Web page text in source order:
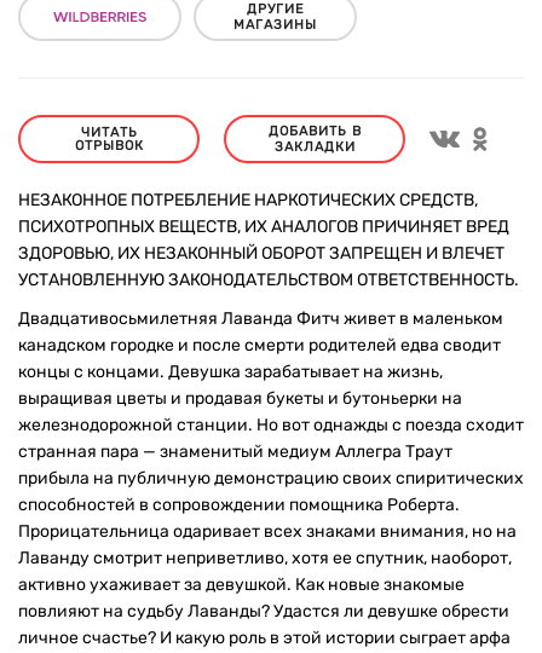
ДРУГИЕ
МАГАЗИНЫ
ЧИТАТЬ
ОТРЫВОК
ДОБАВИТЬ В
ЗАКЛАДКИ
НЕЗАКОННОЕ ПОТРЕБЛЕНИЕ НАРКОТИЧЕСКИХ СРЕДСТВ,
ПСИХОТРОПНЫХ ВЕЩЕСТВ, ИХ АНАЛОГОВ ПРИЧИНЯЕТ ВРЕД
ЗДОРОВЬЮ, ИХ НЕЗАКОННЫЙ ОБОРОТ ЗАПРЕЩЕН И ВЛЕЧЕТ
УСТАНОВЛЕННУЮ ЗАКОНОДАТЕЛЬСТВОМ ОТВЕТСТВЕННОСТЬ.
Двадцативосьмилетняя Лаванда Фитч живет в маленьком
канадском городке и после смерти родителей едва сводит
концы с концами. Девушка зарабатывает на жизнь,
выращивая цветы и продавая букеты и бутоньерки на
железнодорожной станции. Но вот однажды с поезда сходит
странная пара — знаменитый медиум Аллегра Траут
прибыла на публичную демонстрацию своих спиритических
способностей в сопровождении помощника Роберта.
Прорицательница одаривает всех знаками внимания, но на
Лаванду смотрит неприветливо, хотя ее спутник, наоборот,
активно ухаживает за девушкой. Как новые знакомые
повлияют на судьбу Лаванды? Удастся ли девушке обрести
личное счастье? И какую роль в этой истории сыграет арфа